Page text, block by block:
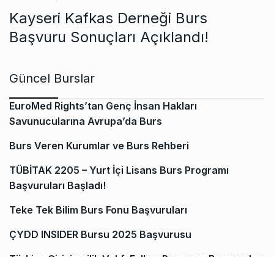
Kayseri Kafkas Derneği ‏Burs
Başvuru Sonuçları Açıklandı!
Güncel Burslar
EuroMed Rights’tan Genç İnsan Hakları
Savunucularına Avrupa’da Burs
Burs Veren Kurumlar ve Burs Rehberi
TÜBİTAK 2205 – Yurt İçi Lisans Burs Programı
Başvuruları Başladı!
Teke Tek Bilim Burs Fonu Başvuruları
ÇYDD INSIDER Bursu 2025 Başvurusu